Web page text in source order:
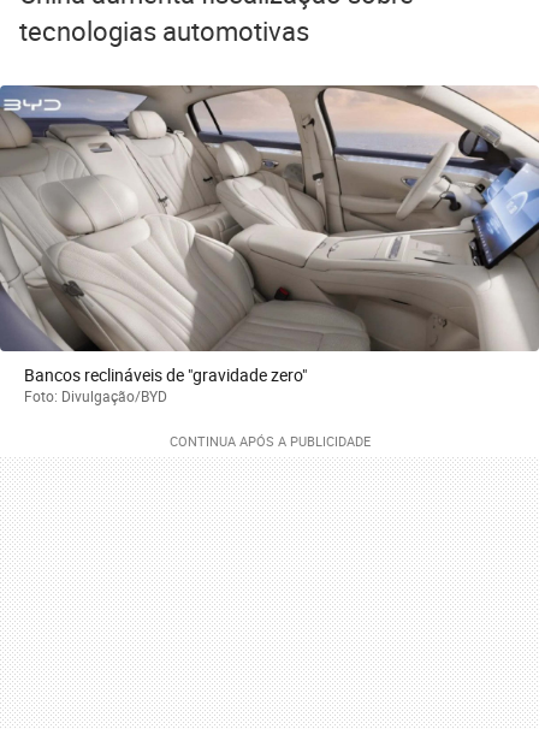
tecnologias automotivas
Bancos reclináveis de "gravidade zero"
Foto: Divulgação/BYD